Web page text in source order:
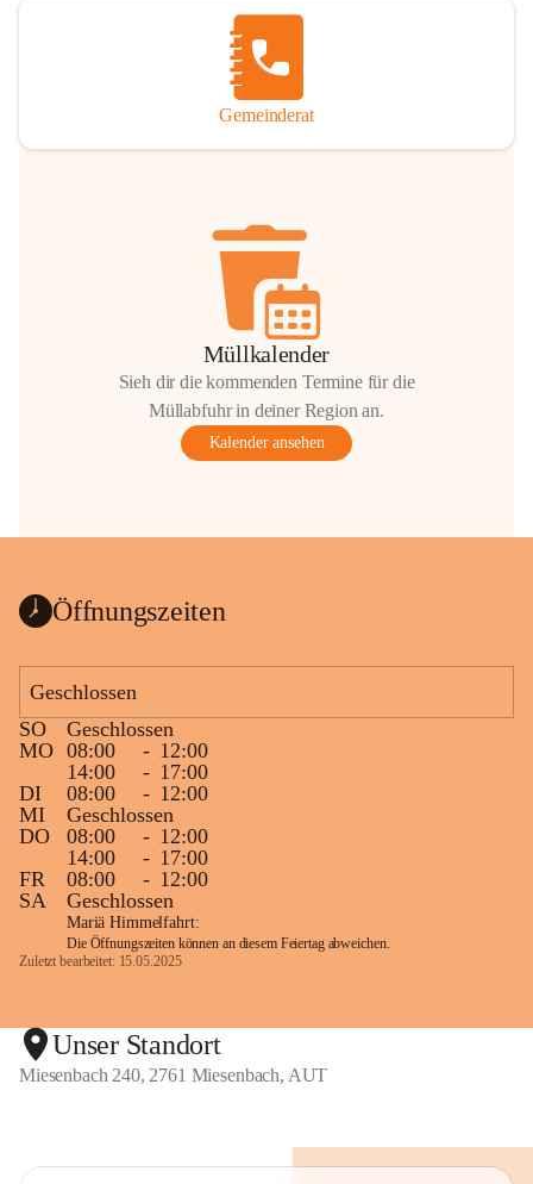
Gemeinderat
Müllkalender
Sieh dir die kommenden Termine für die
Müllabfuhr in deiner Region an.
Kalender ansehen
Öffnungszeiten
Geschlossen
SO
Geschlossen
MO 08:00 - 12:00
14:00
- 17:00
DI
08:00 - 12:00
MI
Geschlossen
DO
08:00 - 12:00
14:00
- 17:00
FR
08:00 - 12:00
SA
Geschlossen
Mariä Himmelfahrt:
Die Öffnungszeiten können an diesem Feiertag abweichen.
Zuletzt bearbeitet: 15.05.2025
Unser Standort
Miesenbach 240, 2761 Miesenbach, AUT